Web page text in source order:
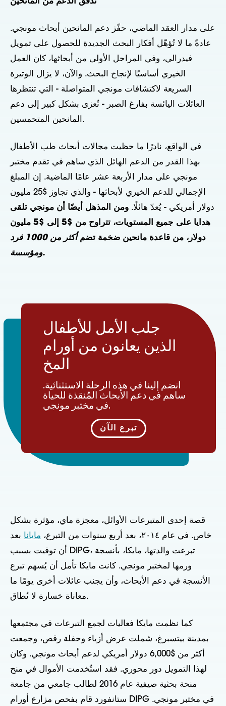
على مدار العقد الماضي، حفّز دعم المانحين أبحاث مونجي.
عادةً ما لا تُؤهّل أفكار البحث الجديدة للحصول على تمويل
فيدرالي، وفي المراحل الأولى من أبحاثها، كان العمل
الخيري أساسيًا لإنجاح البحث. والآن، لا يزال الوتيرة
السريعة لاكتشافات مونجي المتواصلة - التي تنتظرها
العائلات اليائسة بفارغ الصبر - تُعزى بشكل كبير إلى دعم
المانحين المتحمسين.
في الواقع، نادرًا ما حظيت مجالات أبحاث طب الأطفال
بهذا القدر من الدعم الهائل الذي ساهم في تقدم مختبر
مونجي على مدار الأربعة عشر عامًا الماضية. إن المبلغ
الإجمالي للدعم الخيري لأبحاثها - والذي تجاوز $25 مليون
دولار أمريكي - يُعدّ هائلًا. ومن المذهل أيضًا أن مونجي تلقى
هدايا على جميع المستويات، تتراوح من $5 إلى $5 مليون
دولار، من قاعدة مانحين ضخمة تضم
أكثر من 1000 فرد
ومؤسسة.
جلب الأمل للأطفال
الذين يعانون من أورام
المخ
انضم إلينا في هذه الرحلة الاستثنائية.
ساهم في دعم الأبحاث المُنقذة للحياة
في مختبر مونجي.
تبرع الآن
قصة إحدى المتبرعات الأوائل، معجزة ماي، مؤثرة بشكل
خاص. في عام ٢٠١٤، بعد أربع سنوات من التبرع،
مايانا بعد
أن توفيت بسبب DIPG، تبرعت والدتها، مايكا، بأنسجة
ورمها لمختبر مونجي. كانت مايكا تأمل أن يُسهم تبرع
الأنسجة في دعم الأبحاث، وأن يجنب عائلات أخرى يومًا ما
معاناة خسارة لا تُطاق.
كما نظمت مايكا فعاليات لجمع التبرعات في مجتمعها
بمدينة بيتسبرغ، شملت عرض أزياء وحفلة رقص، وجمعت
أكثر من $6,000 دولار أمريكي لدعم أبحاث مونجي. وكان
لهذا التمويل دور محوري. فقد استُخدمت الأموال في منح
منحة بحثية صيفية عام 2016 لطالب جامعي من جامعة
ستانفورد قام بفحص مزارع أورام DIPG في مختبر مونجي.